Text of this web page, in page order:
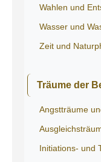
Wahlen und
Wasser und
Zeit und
Träume der
Angstträume
Initiations- und